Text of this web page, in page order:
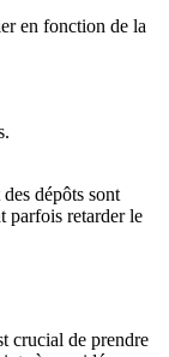
en fonction de la
dépôts sont
parfois retarder le
crucial de prendre